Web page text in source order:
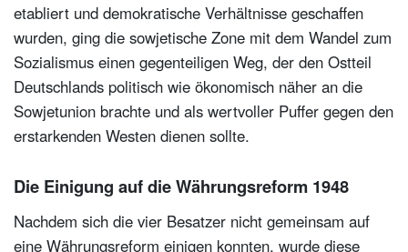
etabliert und demokratische Verhältnisse geschaffen
wurden, ging die sowjetische Zone mit dem Wandel zum
Sozialismus einen gegenteiligen Weg, der den Ostteil
Deutschlands politisch wie ökonomisch näher an die
Sowjetunion brachte und als wertvoller Puffer gegen den
erstarkenden Westen dienen sollte.
Die Einigung auf die Währungsreform 1948
Nachdem sich die vier Besatzer nicht gemeinsam auf
eine Währungsreform einigen konnten, wurde diese